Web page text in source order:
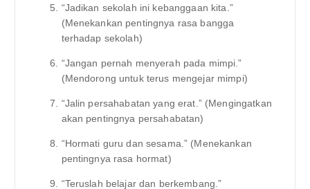
“Jadikan sekolah ini kebanggaan kita.”
(Menekankan pentingnya rasa bangga
terhadap sekolah)
“Jangan pernah menyerah pada mimpi.”
(Mendorong untuk terus mengejar mimpi)
“Jalin persahabatan yang erat.” (Mengingatkan
akan pentingnya persahabatan)
“Hormati guru dan sesama.” (Menekankan
pentingnya rasa hormat)
“Teruslah belajar dan berkembang.”